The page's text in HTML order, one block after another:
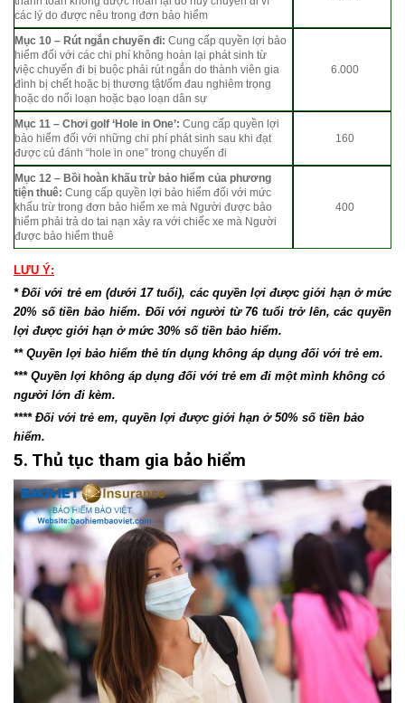
các lý do được nêu trong đơn bảo hiểm
Mục 10 – Rút ngắn chuyến đi: Cung cấp quyền lợi bảo
hiểm đối với các chi phí không hoàn lại phát sinh từ
việc chuyến đi bị buộc phải rút ngắn do thành viên gia
đình bị chết hoặc bị thương tật/ốm đau nghiêm trọng
hoặc do nổi loạn hoặc bạo loạn dân sự
6.000
Mục 11 – Chơi golf ‘Hole in One’: Cung cấp quyền lợi
bảo hiểm đối với những chi phí phát sinh sau khi đạt
được cú đánh “hole in one” trong chuyến đi
160
Mục 12 – Bồi hoàn khấu trừ bảo hiểm của phương
tiện thuê: Cung cấp quyền lợi bảo hiểm đối với mức
khấu trừ trong đơn bảo hiểm xe mà Người được bảo
hiểm phải trả do tai nạn xảy ra với chiếc xe mà Người
được bảo hiểm thuê
400
LƯU Ý:
* Đối với trẻ em (dưới 17 tuổi), các quyền lợi được giới hạn ở mức
20% số tiền bảo hiểm. Đối với người từ 76 tuổi trở lên, các quyền
lợi được giới hạn ở mức 30% số tiền bảo hiểm.
** Quyền lợi bảo hiểm thẻ tín dụng không áp dụng đối với trẻ em.
*** Quyền lợi không áp dụng đối với trẻ em đi một mình không có
người lớn đi kèm.
**** Đối với trẻ em, quyền lợi được giới hạn ở 50% số tiền bảo
hiểm.
5. Thủ tục tham gia bảo hiểm